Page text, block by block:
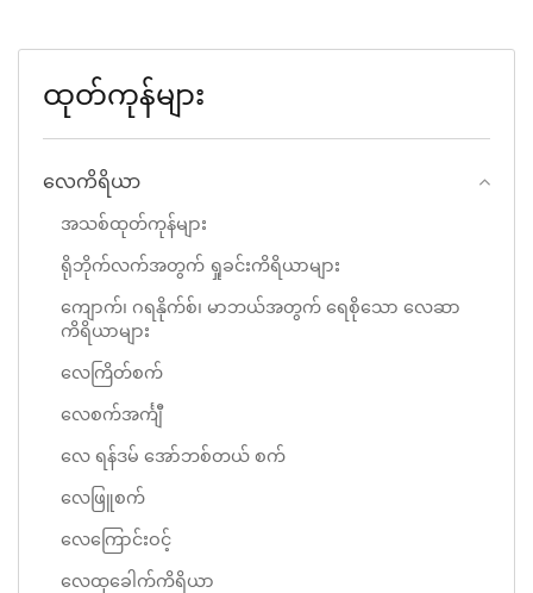
ထုတ်ကုန်များ
လေကိရိယာ
အသစ်ထုတ်ကုန်များ
ရိုဘိုက်လက်အတွက် ရှုခင်းကိရိယာများ
ကျောက်၊ ဂရနိုက်စ်၊ မာဘယ်အတွက် ရေစိုသော လေဆာ
ကိရိယာများ
လေကြိတ်စက်
လေစက်အင်္ကျီ
လေ ရန်ဒမ် အော်ဘစ်တယ် စက်
လေဖြူစက်
လေကြောင်းဝင့်
လေထုခေါက်ကိရိယာ